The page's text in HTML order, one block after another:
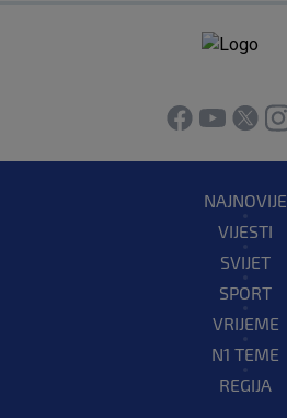
NAJNOVIJE
VIJESTI
SVIJET
SPORT
VRIJEME
N1 TEME
REGIJA